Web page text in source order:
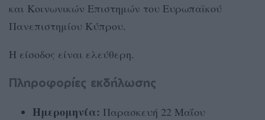
και Κοινωνικών Επιστημών του Ευρωπαϊκού
Πανεπιστημίου Κύπρου.
Η είσοδος είναι ελεύθερη.
Πληροφορίες εκδήλωσης
Ημερομηνία: Παρασκευή 22 Μαΐου